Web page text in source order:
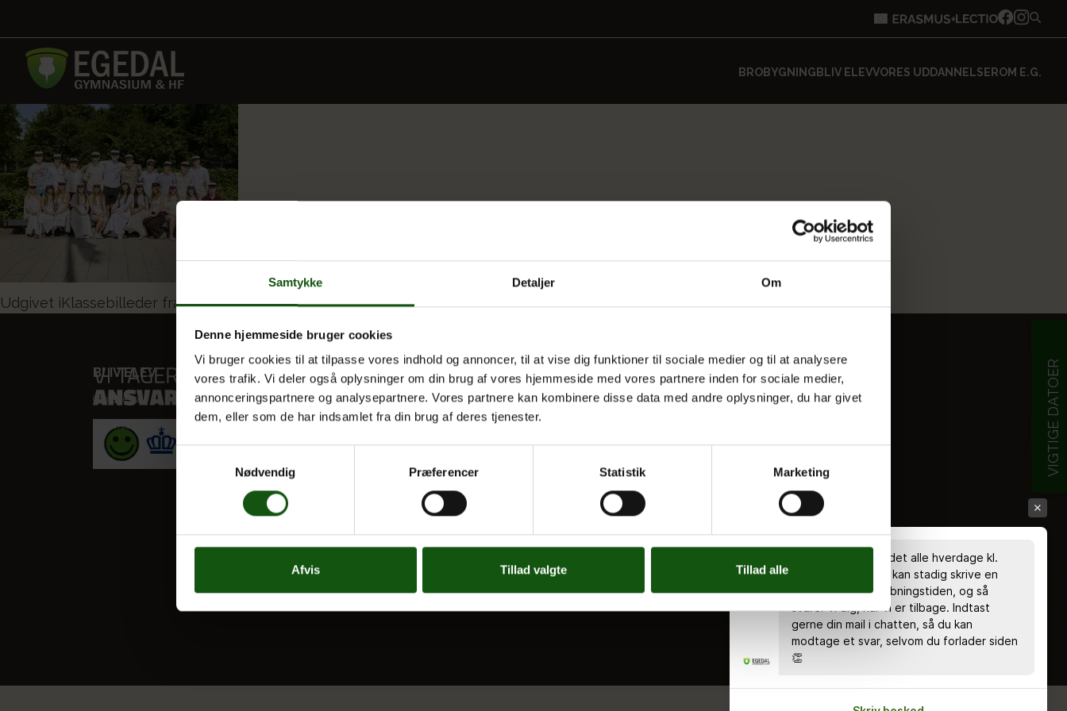
Samtykke Detaljer Om
Denne hjemmeside bruger cookies
Vi bruger cookies til at tilpasse vores indhold og annoncer, til at vise dig funktioner til sociale medier og til at analysere
vores trafik. Vi deler også oplysninger om din brug af vores hjemmeside med vores partnere inden for sociale medier,
annonceringspartnere og analysepartnere. Vores partnere kan kombinere disse data med andre oplysninger, du har givet
dem, eller som de har indsamlet fra din brug af deres tjenester.
Nødvendig
Præferencer Statistik Marketing
Afvis Tillad valgte Tillad alle
BROBYGNING BLIV ELEVVORES UDDANNELSEROM E.G.
VIGTIGE DATOER
Indlægsnavigation
Udgivet iKlassebilleder fra dimission 2026
BLIV ELEV
Optagelse
Til forældre
VORES UDDANNELSER
STX
HF
OM E.G.
Kontakt
Nyheder
Tal og Oplysninger
Tilgængelighedserklæring
Whistleblowerservice
Chatten er bemandet alle hverdage kl.
8.00 - 18.00 🤗 Du kan stadig skrive en
besked uden for åbningstiden, og så
svarer vi dig, når vi er tilbage. Indtast
gerne din mail i chatten, så du kan
modtage et svar, selvom du forlader siden
👏